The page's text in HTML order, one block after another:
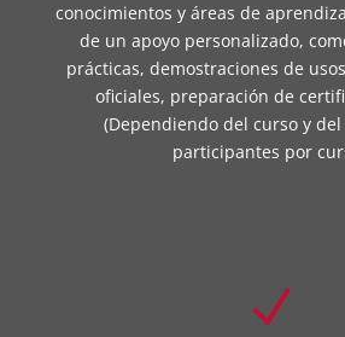
conocimientos y áreas de
de un apoyo personalizado,
prácticas, demostraciones de
oficiales, preparación de
(Dependiendo del curso y
participantes por
N